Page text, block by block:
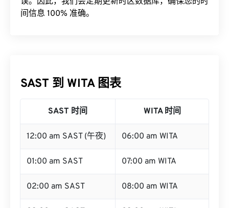
间信息 100% 准确。
SAST 到 WITA 图表
SAST 时间 WITA 时间
12:00 am SAST (午夜) 06:00 am WITA
01:00 am SAST 07:00 am WITA
02:00 am SAST 08:00 am WITA